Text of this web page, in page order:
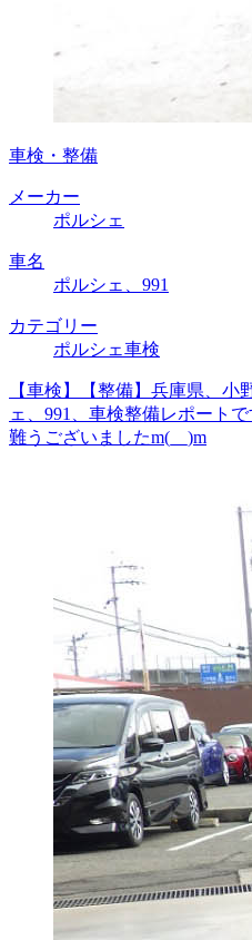
車検・整備
メーカー
ポルシェ
車名
ポルシェ、991
カテゴリー
ポルシェ車検
【車検】【整備】兵庫県、小
ェ、991、車検整備レポート
難うございましたm(__)m